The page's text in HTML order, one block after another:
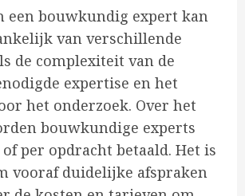
een bouwkundig expert kan
van verschillende
de complexiteit van de
expertise en het
het onderzoek. Over het
bouwkundige experts
per opdracht betaald. Het is
vooraf duidelijke afspraken